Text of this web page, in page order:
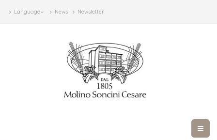
Language News Newsletter